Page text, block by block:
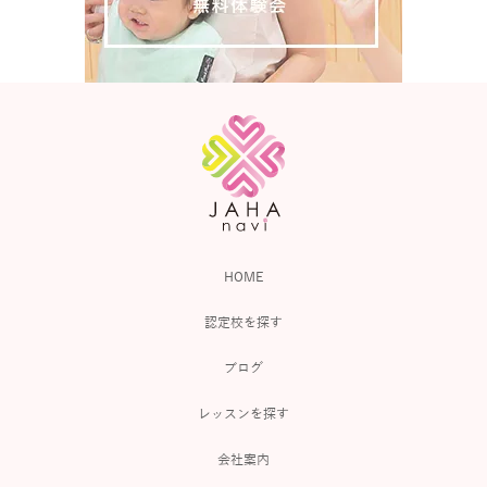
HOME
認定校を探す
ブログ
レッスンを探す
会社案内